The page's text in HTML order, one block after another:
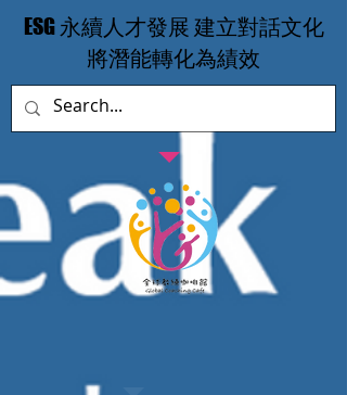
​ESG 永續人才發展 建立對話文化
​將潛能轉化為績效